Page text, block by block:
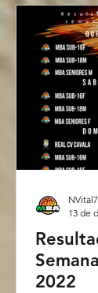
2022
13 de